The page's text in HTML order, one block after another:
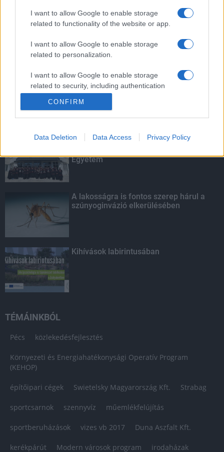
I want to allow Google to enable storage
related to functionality of the website or app.
I want to allow Google to enable storage
related to personalization.
I want to allow Google to enable storage
related to security, including authentication
functionality and fraud prevention, and other
user protection.
CONFIRM
Data Deletion Data Access Privacy Policy
szúnyoginvázió elkerülésében
Túlfogyasztás napja - július 30-ra
évre elegendő erőforrásait
Kecskeméten is szakirányú
Egyetem
A lakosságra is fontos szerep hárul a
szúnyoginvázió elkerülésében
Kihívások labirintusában
TÉMÁINKBÓL
Pécs közlekedésfejlesztés
Környezeti és Energiahatékonysági Operatív Program
(KEHOP)
építőipari cégek Swietelsky Magyarország Kft. Strabag
sportcsarnok szennyvíz műemlékfelújítás
sportberuházások vizes vb 2017 Duna Aszfalt Kft.
kerékpárút Modern városok program irodaházak